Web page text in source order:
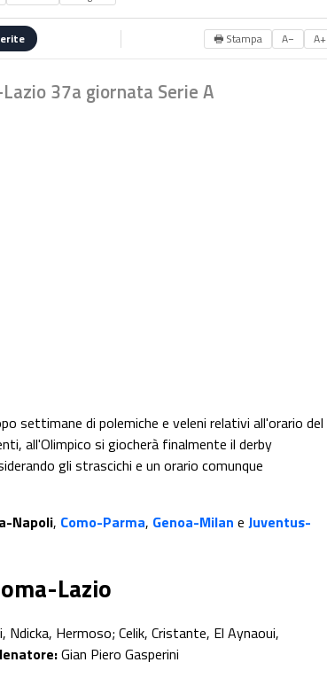
🖶 Stampa A− A+
37a giornata Serie A
settimane di polemiche e veleni relativi all'orario del
all'Olimpico si giocherà finalmente il derby
gli strascichi e un orario comunque
Napoli, Como-Parma, Genoa-Milan e Juventus-
Lazio
Ndicka, Hermoso; Celik, Cristante, El Aynaoui,
Gian Piero Gasperini